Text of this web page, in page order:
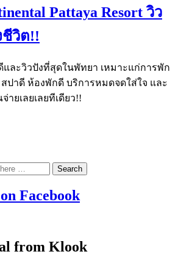
Pattaya Resort วิว
ชีวิต!!
และวิวปังที่สุดในพัทยา เหมาะแก่การพัก
ปาดี ห้องพักดี บริการหมดจดใส่ใจ และ
ยเลยเลยทีเดียว!!
Facebook
from Klook